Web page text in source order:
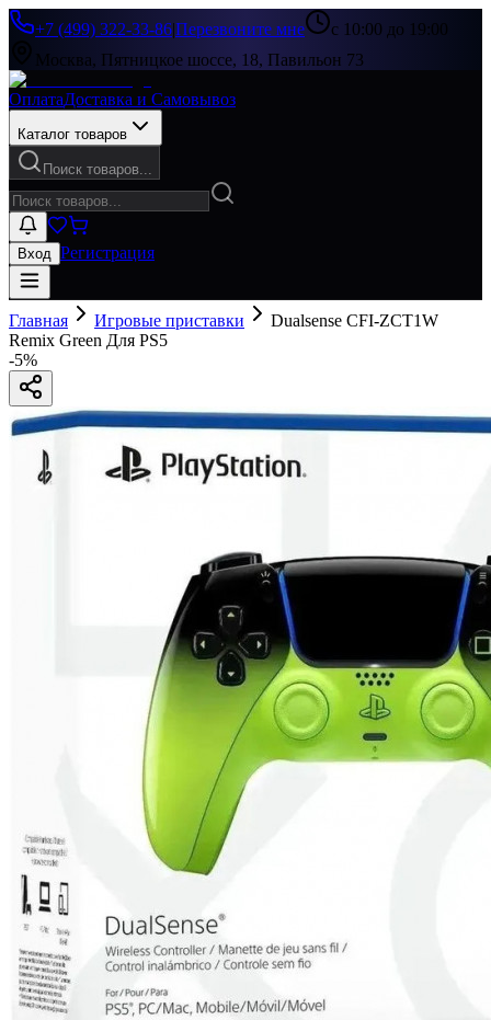
+7 (499) 322-33-86|Перезвоните мне
с 10:00 до 19:00
Москва, Пятницкое шоссе, 18, Павильон 73
ОплатаДоставка и Самовывоз
Каталог товаров
Поиск товаров...
Вход Регистрация
Главная Игровые приставки
Dualsense CFI-ZCT1W
Remix Green Для PS5
-5%